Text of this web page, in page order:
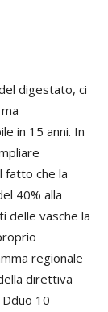
digestato, ci
in 15 anni. In
fatto che la
40% alla
delle vasche la
regionale
direttiva
10